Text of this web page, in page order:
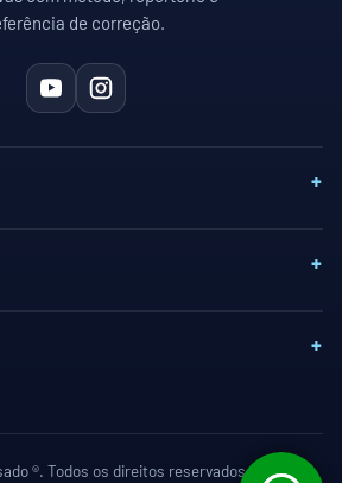
de correção.
+
+
+
®. Todos os direitos reservados. CNPJ: